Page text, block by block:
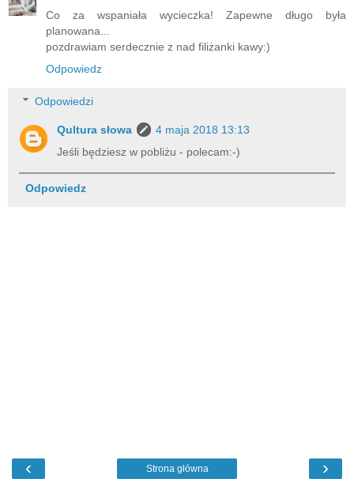
Co za wspaniała wycieczka! Zapewne długo była
planowana...
pozdrawiam serdecznie z nad filiżanki kawy:)
Odpowiedz
Odpowiedzi
Qultura słowa
4 maja 2018 13:13
Jeśli będziesz w pobliżu - polecam:-)
Odpowiedz
‹ ›
Strona główna